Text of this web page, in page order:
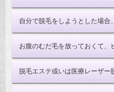
自分で脱毛をしようとした場合
お腹のむだ毛を放っておくて、
脱毛エステ或いは医療レーザー